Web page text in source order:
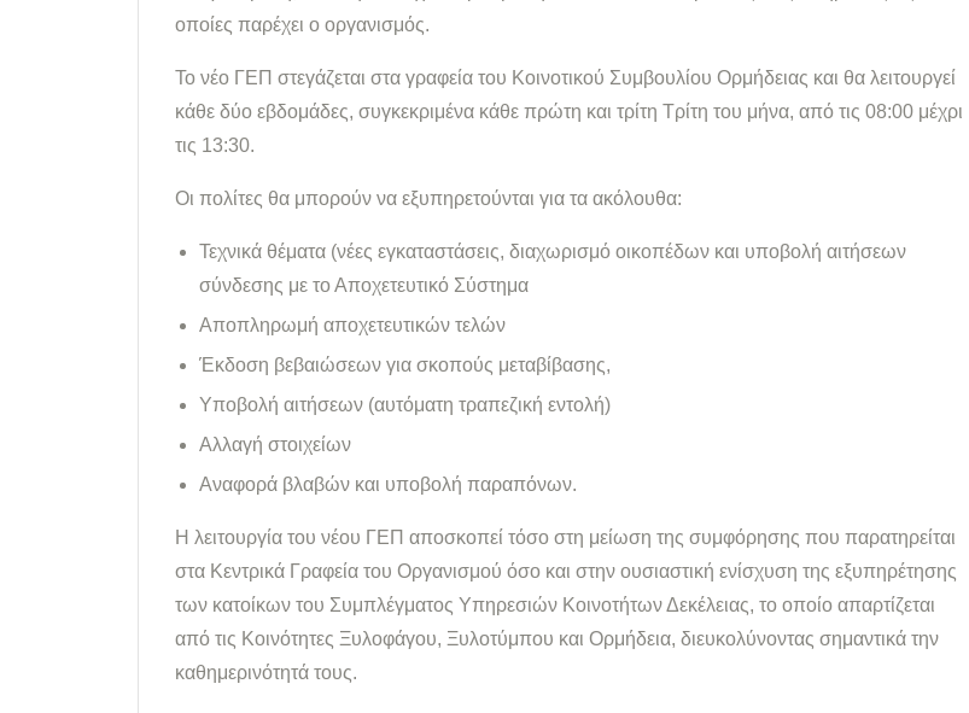
οποίες παρέχει ο οργανισμός.
Το νέο ΓΕΠ στεγάζεται στα γραφεία του Κοινοτικού Συμβουλίου Ορμήδειας και θα λειτουργεί
κάθε δύο εβδομάδες, συγκεκριμένα κάθε πρώτη και τρίτη Τρίτη του μήνα, από τις 08:00 μέχρι
τις 13:30.
Οι πολίτες θα μπορούν να εξυπηρετούνται για τα ακόλουθα:
Τεχνικά θέματα (νέες εγκαταστάσεις, διαχωρισμό οικοπέδων και υποβολή αιτήσεων
σύνδεσης με το Αποχετευτικό Σύστημα
Αποπληρωμή αποχετευτικών τελών
Έκδοση βεβαιώσεων για σκοπούς μεταβίβασης,
Υποβολή αιτήσεων (αυτόματη τραπεζική εντολή)
Αλλαγή στοιχείων
Αναφορά βλαβών και υποβολή παραπόνων.
Η λειτουργία του νέου ΓΕΠ αποσκοπεί τόσο στη μείωση της συμφόρησης που παρατηρείται
στα Κεντρικά Γραφεία του Οργανισμού όσο και στην ουσιαστική ενίσχυση της εξυπηρέτησης
των κατοίκων του Συμπλέγματος Υπηρεσιών Κοινοτήτων Δεκέλειας, το οποίο απαρτίζεται
από τις Κοινότητες Ξυλοφάγου, Ξυλοτύμπου και Ορμήδεια, διευκολύνοντας σημαντικά την
καθημερινότητά τους.